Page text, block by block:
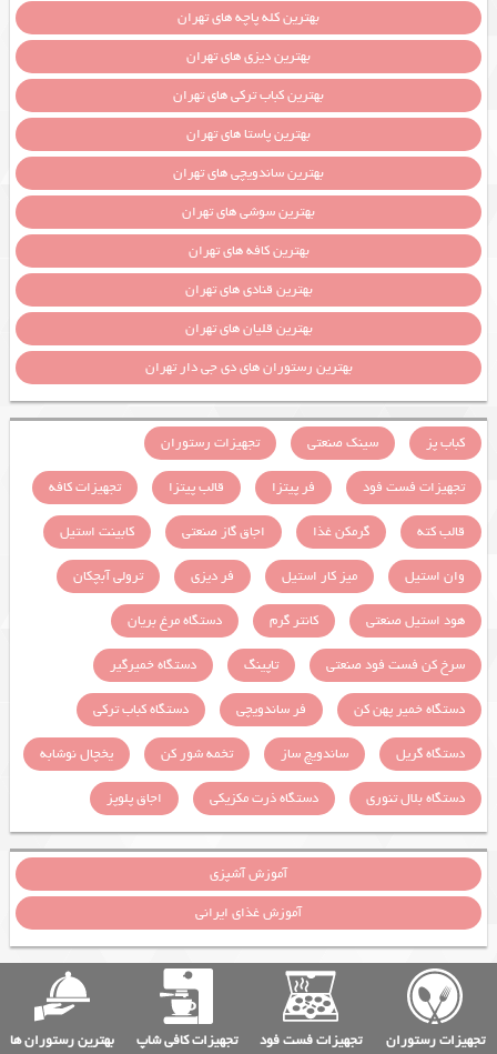
بهترین کله پاچه های تهران
بهترین دیزی های تهران
بهترین کباب ترکی های تهران
بهترین پاستا های تهران
بهترین ساندویچی های تهران
بهترین سوشی های تهران
بهترین کافه های تهران
بهترین قنادی های تهران
بهترین قلیان های تهران
بهترین رستوران های دی جی دار تهران
کباب پز سینک صنعتی
تجهیزات رستوران
تجهیزات فست فود
فر پیتزا قالب پیتزا
تجهیزات کافه
قالب کته
گرمکن غذا اجاق گاز صنعتی
کابینت استیل
وان استیل
میز کار استیل فر دیزی
ترولی آبچکان
هود استیل صنعتی
کانتر گرم
دستگاه مرغ بریان
سرخ کن فست فود صنعتی
تاپینگ
دستگاه خمیرگیر
دستگاه خمیر پهن کن
فر ساندویچی
دستگاه کباب ترکی
دستگاه گریل
ساندویچ ساز تخمه شور کن
یخچال نوشابه
دستگاه بلال تنوری
دستگاه ذرت مکزیکی اجاق پلوپز
آموزش آشپزی
آموزش غذای ایرانی
تجهیزات رستوران تجهیزات فست فود تجهیزات کافی شاپ بهترین رستوران ها